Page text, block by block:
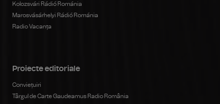
Kolozsvári Rádió Románia
Marosvásárhelyi Rádió Románia
Radio Vacanța
Proiecte editoriale
Conviețuiri
Târgul de Carte Gaudeamus Radio România